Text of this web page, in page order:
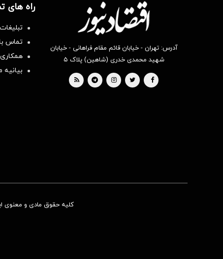
آدرس: تهران - خیابان قائم مقام فراهانی - خیابان
شهید محمدی خدری (شاهین) پلاک ۵
راه های
تبلیغات
تماس
همکاری
بیانیه
کلیه حقوق مادی و معنوی